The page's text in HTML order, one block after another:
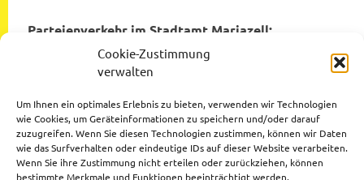
Cookie-Zustimmung
verwalten
Um Ihnen ein optimales Erlebnis zu bieten, verwenden wir Technologien
wie Cookies, um Geräteinformationen zu speichern und/oder darauf
zuzugreifen. Wenn Sie diesen Technologien zustimmen, können wir Daten
wie das Surfverhalten oder eindeutige IDs auf dieser Website verarbeiten.
Wenn Sie ihre Zustimmung nicht erteilen oder zurückziehen, können
bestimmte Merkmale und Funktionen beeinträchtigt werden.
Parteienverkehr im Stadtamt Mariazell:
Montag bis Freitag von 8:00 bis 12:00 Uhr
Dienstag und Donnerstag von 12:00 bis 16:00 Uhr
Datenschutzerklärung
Impressum